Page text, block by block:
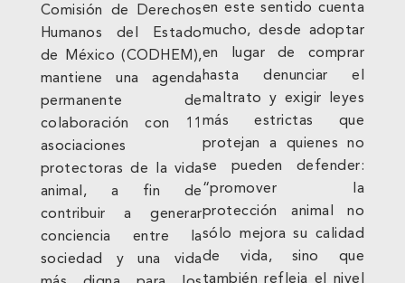
Comisión de Derechos
Humanos del Estado
de México (CODHEM),
mantiene una agenda
permanente de
colaboración con 11
asociaciones
protectoras de la vida
animal, a fin de
contribuir a generar
conciencia entre la
sociedad y una vida
en este sentido cuenta
mucho, desde adoptar
en lugar de comprar
hasta denunciar el
maltrato y exigir leyes
más estrictas que
protejan a quienes no
se pueden defender:
“promover la
protección animal no
sólo mejora su calidad
de vida, sino que
también refleja el nivel